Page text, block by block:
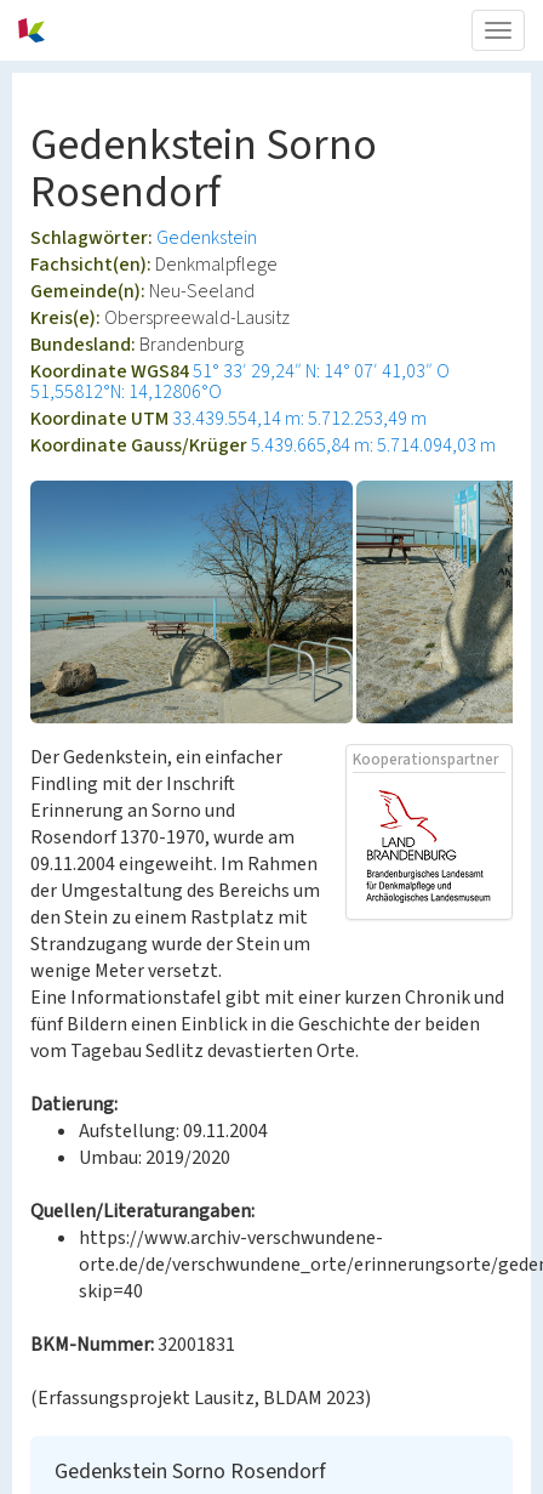
Gedenkstein Sorno
Rosendorf
Schlagwörter: Gedenkstein
Fachsicht(en): Denkmalpflege
Gemeinde(n): Neu-Seeland
Kreis(e): Oberspreewald-Lausitz
Bundesland: Brandenburg
Koordinate WGS8451° 33′ 29,24″ N: 14° 07′ 41,03″ O
51,55812°N: 14,12806°O
Koordinate UTM 33.439.554,14 m: 5.712.253,49 m
Koordinate Gauss/Krüger5.439.665,84 m: 5.714.094,03 m
Kooperationspartner
Der Gedenkstein, ein einfacher
Findling mit der Inschrift
Erinnerung an Sorno und
Rosendorf 1370-1970, wurde am
09.11.2004 eingeweiht. Im Rahmen
der Umgestaltung des Bereichs um
den Stein zu einem Rastplatz mit
Strandzugang wurde der Stein um
wenige Meter versetzt.
Eine Informationstafel gibt mit einer kurzen Chronik und
fünf Bildern einen Einblick in die Geschichte der beiden
vom Tagebau Sedlitz devastierten Orte.
Datierung:
Aufstellung: 09.11.2004
Umbau: 2019/2020
Quellen/Literaturangaben:
https://www.archiv-verschwundene-
orte.de/de/verschwundene_orte/erinnerungsorte/
skip=40
BKM-Nummer:32001831
(Erfassungsprojekt Lausitz, BLDAM 2023)
Gedenkstein Sorno Rosendorf